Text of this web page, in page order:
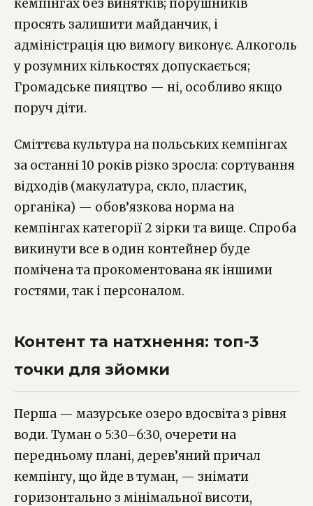
кемпінгах без винятків; порушників
просять залишити майданчик, і
адміністрація цю вимогу виконує. Алкоголь
у розумних кількостях допускається;
Громадське пияцтво — ні, особливо якщо
поруч діти.
Сміттєва культура на польських кемпінгах
за останні 10 років різко зросла: сортування
відходів (макулатура, скло, пластик,
органіка) — обов’язкова норма на
кемпінгах категорії 2 зірки та вище. Спроба
викинути все в один контейнер буде
помічена та прокоментована як іншими
гостями, так і персоналом.
Контент та натхнення: топ-3
точки для зйомки
Перша — мазурське озеро вдосвіта з рівня
води. Туман о 5:30–6:30, очерети на
передньому плані, дерев’яний причал
кемпінгу, що йде в туман, — знімати
горизонтально з мінімальної висоти,